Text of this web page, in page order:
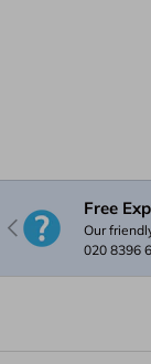
Vorherige
Free
Our
020 8396